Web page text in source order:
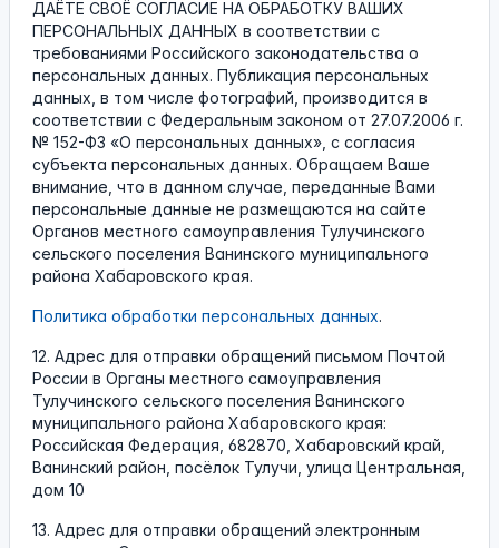
ДАЁТЕ СВОЁ СОГЛАСИЕ НА ОБРАБОТКУ ВАШИХ
ПЕРСОНАЛЬНЫХ ДАННЫХ в соответствии с
требованиями Российского законодательства о
персональных данных. Публикация персональных
данных, в том числе фотографий, производится в
соответствии с Федеральным законом от 27.07.2006 г.
№ 152-ФЗ «О персональных данных», с согласия
субъекта персональных данных. Обращаем Ваше
внимание, что в данном случае, переданные Вами
персональные данные не размещаются на сайте
Органов местного самоуправления Тулучинского
сельского поселения Ванинского муниципального
района Хабаровского края.
Политика обработки персональных данных.
12. Адрес для отправки обращений письмом Почтой
России в Органы местного самоуправления
Тулучинского сельского поселения Ванинского
муниципального района Хабаровского края:
Российская Федерация, 682870, Хабаровский край,
Ванинский район, посёлок Тулучи, улица Центральная,
дом 10
13. Адрес для отправки обращений электронным